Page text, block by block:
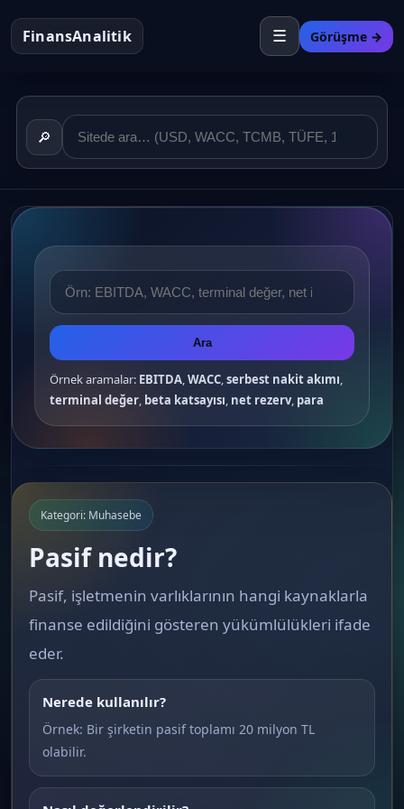
FinansAnalitik ☰ Görüşme →
🔎
Ara
Örnek aramalar: EBITDA,WACC,serbest nakit akımı,
terminal değer, beta katsayısı, net rezerv, para
Kategori: Muhasebe
Pasif nedir?
Pasif, işletmenin varlıklarının hangi kaynaklarla
finanse edildiğini gösteren yükümlülükleri ifade
eder.
Nerede kullanılır?
Örnek: Bir şirketin pasif toplamı 20 milyon TL
olabilir.